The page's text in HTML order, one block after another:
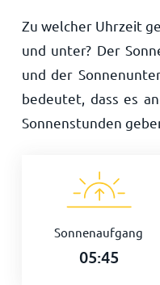
Zu welcher Uhrzeit
und unter? Der
und der
bedeutet, dass es
Sonnenstunden
Sonnenaufgang
05:45